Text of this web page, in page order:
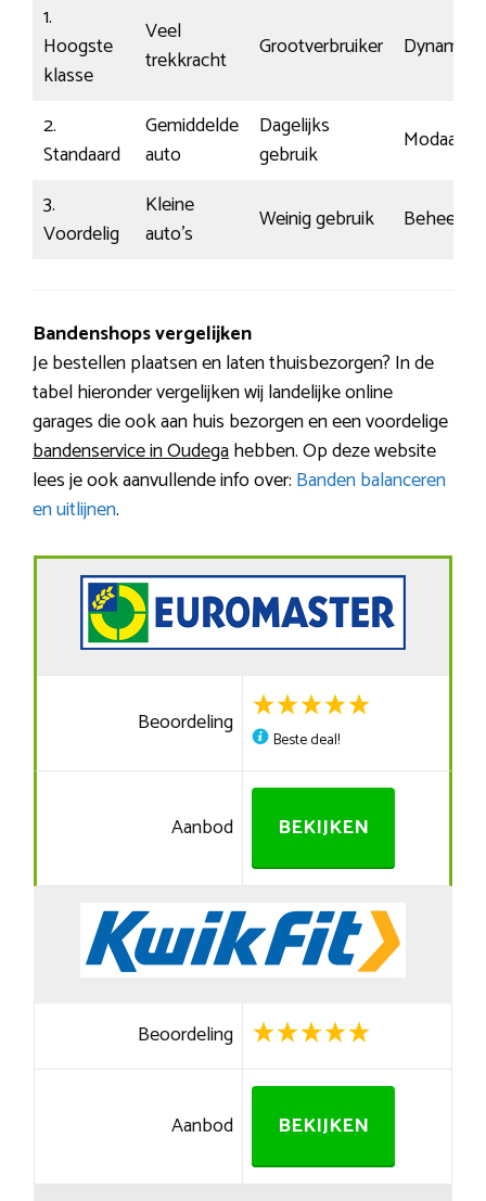
1.
Hoogste
klasse
Veel
trekkracht
Grootverbruiker
2.
Standaard
Gemiddelde
auto
Dagelijks
gebruik
Modaal
3.
Voordelig
Kleine
auto’s
Weinig gebruik Beheerst
Bandenshops vergelijken
Je bestellen plaatsen en laten thuisbezorgen? In de
tabel hieronder vergelijken wij landelijke online
garages die ook aan huis bezorgen en een voordelige
bandenservice in Oudegahebben. Op deze website
lees je ook aanvullende info over: Banden balanceren
en uitlijnen.
Beoordeling
Beste deal!
Aanbod BEKIJKEN
Beoordeling
Aanbod BEKIJKEN